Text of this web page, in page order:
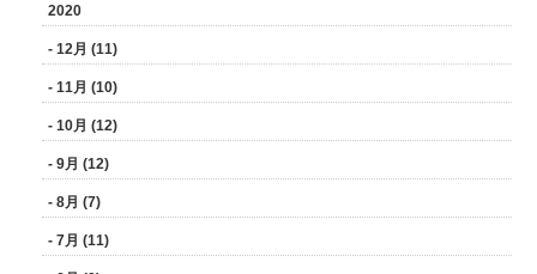
2020
- 12月 (11)
- 11月 (10)
- 10月 (12)
- 9月 (12)
- 8月 (7)
- 7月 (11)